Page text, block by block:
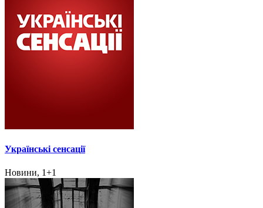
Українські сенсації
Новини, 1+1